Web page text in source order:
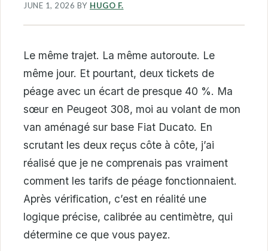
JUNE 1, 2026 BY HUGO F.
Le même trajet. La même autoroute. Le
même jour. Et pourtant, deux tickets de
péage avec un écart de presque 40 %. Ma
sœur en Peugeot 308, moi au volant de mon
van aménagé sur base Fiat Ducato. En
scrutant les deux reçus côte à côte, j’ai
réalisé que je ne comprenais pas vraiment
comment les tarifs de péage fonctionnaient.
Après vérification, c’est en réalité une
logique précise, calibrée au centimètre, qui
détermine ce que vous payez.